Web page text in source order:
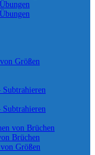
Größen
von Brüchen
Brüchen
Größen